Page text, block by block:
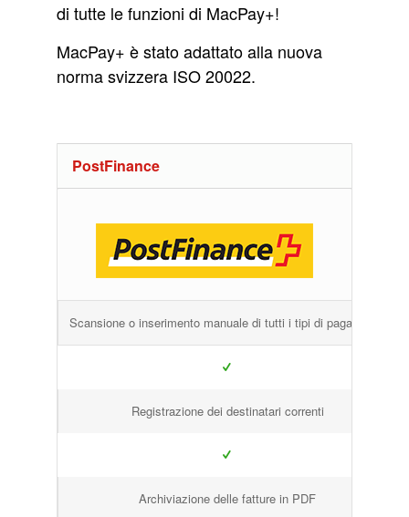
di tutte le funzioni di MacPay+!
MacPay+ è stato adattato alla nuova
norma svizzera ISO 20022.
PostFinance
Scansione o inserimento manuale di tutti i tipi di pagamento
Registrazione dei destinatari correnti
Archiviazione delle fatture in PDF